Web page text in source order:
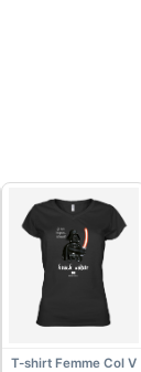
T-shirt Femme Col V